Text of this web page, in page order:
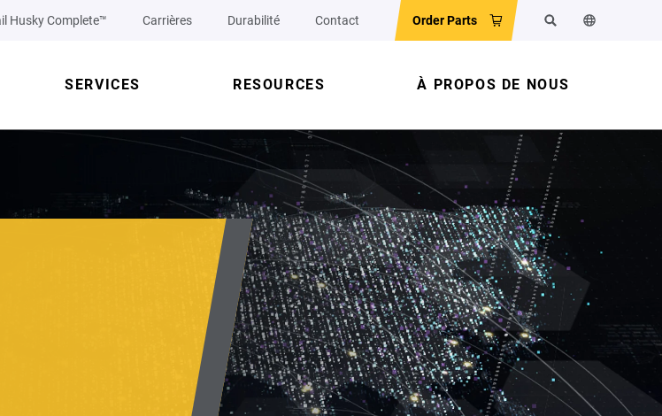
Husky Complete™ Carrières Durabilité Contact Order Parts RechercherChanger la
SERVICES RESOURCES À PROPOS DE NOUS